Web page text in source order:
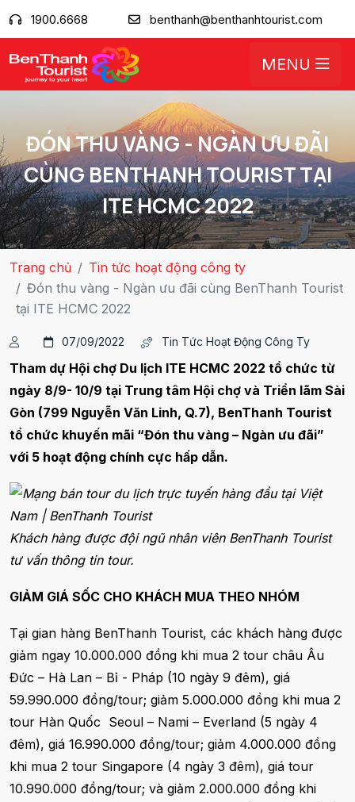
1900.6668 benthanh@benthanhtourist.com
MENU
ĐÓN THU VÀNG - NGÀN ƯU ĐÃI
CÙNG BENTHANH TOURIST TẠI
ITE HCMC 2022
Trang chủ
Tin tức hoạt động công ty
Đón thu vàng - Ngàn ưu đãi cùng BenThanh Tourist
tại ITE HCMC 2022
07/09/2022 Tin Tức Hoạt Động Công Ty
Tham dự Hội chợ Du lịch ITE HCMC 2022 tổ chức từ
ngày 8/9- 10/9 tại Trung tâm Hội chợ và Triển lãm Sài
Gòn (799 Nguyễn Văn Linh, Q.7), BenThanh Tourist
tổ chức khuyến mãi “Đón thu vàng – Ngàn ưu đãi”
với 5 hoạt động chính cực hấp dẫn.
Khách hàng được đội ngũ nhân viên BenThanh Tourist
tư vấn thông tin tour.
GIẢM GIÁ SỐC CHO KHÁCH MUA THEO NHÓM
Tại gian hàng BenThanh Tourist, các khách hàng được
giảm ngay 10.000.000 đồng khi mua 2 tour châu Âu
Đức – Hà Lan – Bỉ - Pháp (10 ngày 9 đêm), giá
59.990.000 đồng/tour; giảm 5.000.000 đồng khi mua 2
tour Hàn Quốc Seoul – Nami – Everland (5 ngày 4
đêm), giá 16.990.000 đồng/tour; giảm 4.000.000 đồng
khi mua 2 tour Singapore (4 ngày 3 đêm), giá tour
10.990.000 đồng/tour; và giảm 2.000.000 đồng khi